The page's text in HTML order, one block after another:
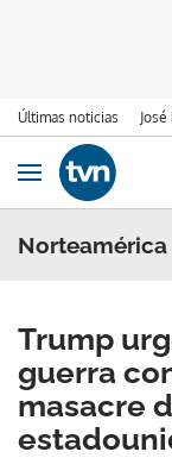
Últimas noticias
Ir al contenido
Obrir navegació
Norteamérica
Trump
guerra
masacre